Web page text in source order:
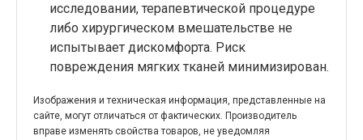
исследовании, терапевтической процедуре
либо хирургическом вмешательстве не
испытывает дискомфорта. Риск
повреждения мягких тканей минимизирован.
Изображения и техническая информация, представленные на
сайте, могут отличаться от фактических. Производитель
вправе изменять свойства товаров, не уведомляя